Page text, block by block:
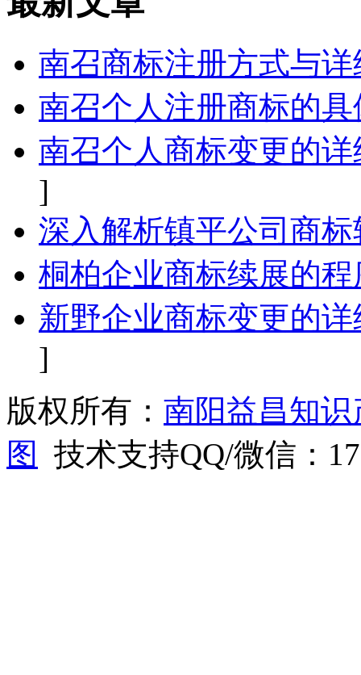
南召商标注册方式与
南召个人注册商标的
南召个人商标变更的
]
深入解析镇平公司商
桐柏企业商标续展的
新野企业商标变更的
]
版权所有： 南阳益昌知
图
技术支持QQ/微信：